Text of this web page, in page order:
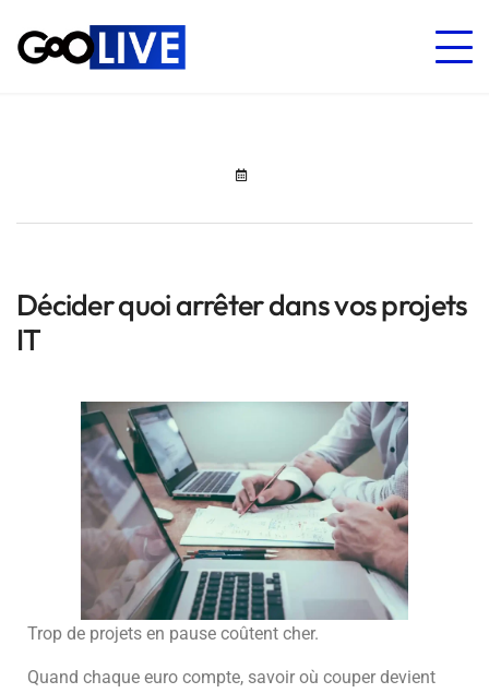
Décider quoi arrêter dans vos projets
IT
Trop de projets en pause coûtent cher.
Quand chaque euro compte, savoir où couper devient